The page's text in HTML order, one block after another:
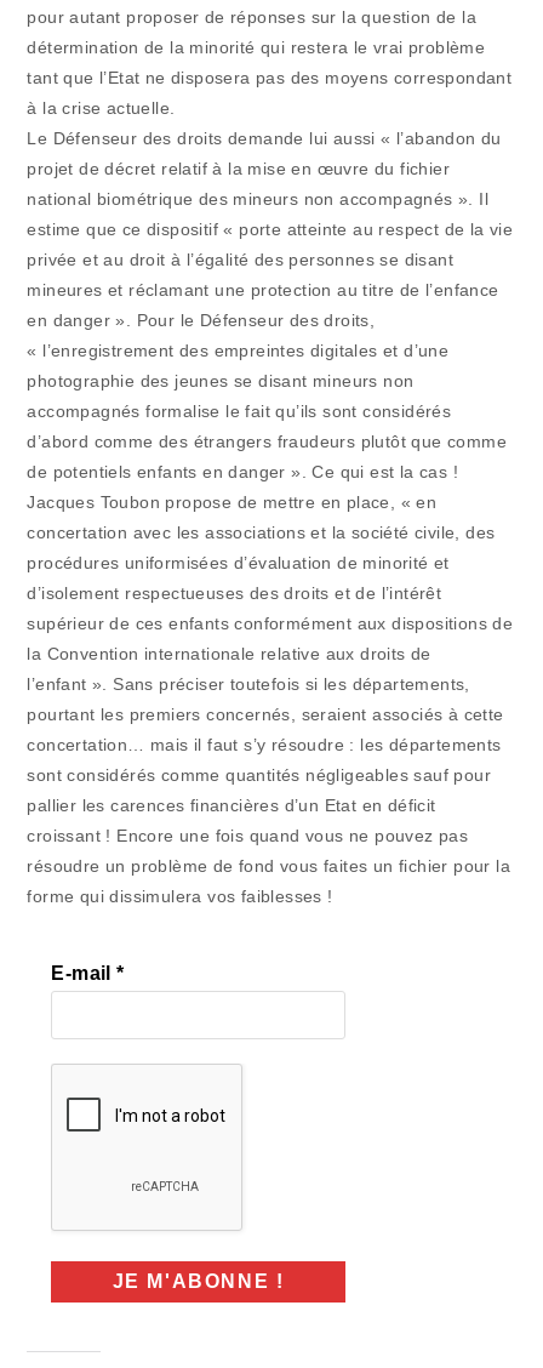
pour autant proposer de réponses sur la question de la
détermination de la minorité qui restera le vrai problème
tant que l’Etat ne disposera pas des moyens correspondant
à la crise actuelle.
Le Défenseur des droits demande lui aussi « l’abandon du
projet de décret relatif à la mise en œuvre du fichier
national biométrique des mineurs non accompagnés ». Il
estime que ce dispositif « porte atteinte au respect de la vie
privée et au droit à l’égalité des personnes se disant
mineures et réclamant une protection au titre de l’enfance
en danger ». Pour le Défenseur des droits,
« l’enregistrement des empreintes digitales et d’une
photographie des jeunes se disant mineurs non
accompagnés formalise le fait qu’ils sont considérés
d’abord comme des étrangers fraudeurs plutôt que comme
de potentiels enfants en danger ». Ce qui est la cas !
Jacques Toubon propose de mettre en place, « en
concertation avec les associations et la société civile, des
procédures uniformisées d’évaluation de minorité et
d’isolement respectueuses des droits et de l’intérêt
supérieur de ces enfants conformément aux dispositions de
la Convention internationale relative aux droits de
l’enfant ». Sans préciser toutefois si les départements,
pourtant les premiers concernés, seraient associés à cette
concertation… mais il faut s’y résoudre : les départements
sont considérés comme quantités négligeables sauf pour
pallier les carences financières d’un Etat en déficit
croissant ! Encore une fois quand vous ne pouvez pas
résoudre un problème de fond vous faites un fichier pour la
forme qui dissimulera vos faiblesses !
E-mail*